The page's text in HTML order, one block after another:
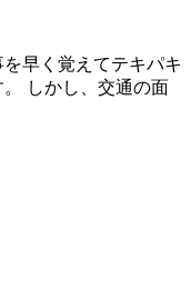
早く覚えてテキパキ
しかし、交通の面